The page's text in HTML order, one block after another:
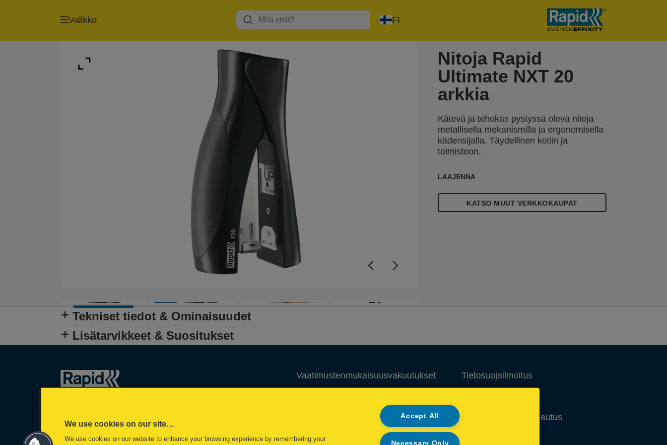
Valikko FI
+3
Nitoja Rapid
Ultimate NXT 20
arkkia
Kätevä ja tehokas pystyssä oleva nitoja
metallisella mekanismilla ja ergonomisella
kädensijalla. Täydellinen kotiin ja
toimistoon.
LAAJENNA
KATSO MUUT VERKKOKAUPAT
Tekniset tiedot & Ominaisuudet
Lisätarvikkeet & Suositukset
Vaatimustenmukaisuusvakuutukset
Takuuehdot
Tietosuojailmoitus
Oikeudellinen huomautus
We use cookies on our site…
We use cookies on our website to enhance your browsing experience by remembering your
Accept All
Necessary Only